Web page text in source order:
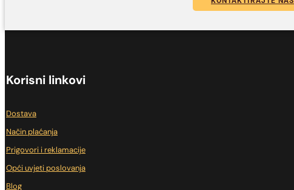
Korisni linkovi
Dostava
Način plaćanja
Prigovori i reklamacije
Opći uvjeti poslovanja
Blog